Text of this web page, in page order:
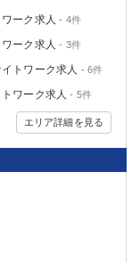
ーク求人 - 4件
ーク求人 - 3件
トワーク求人 - 6件
ワーク求人 - 5件
エリア詳細を見る